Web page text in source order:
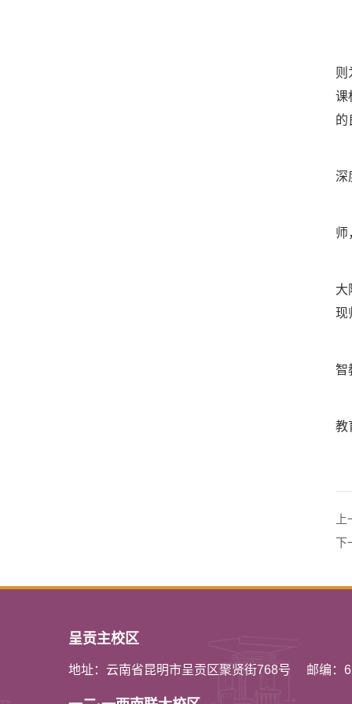
则
课
的
深
师
大
现
智
教
下
呈贡主校区
地址：云南省昆明市呈贡区聚贤街768号 邮编：